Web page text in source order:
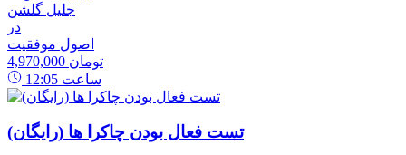
جلیل گلشن
در
اصول موفقیت
4,970,000 تومان
12:05 ساعت
تست فعال بودن چاکرا ها (رایگان)